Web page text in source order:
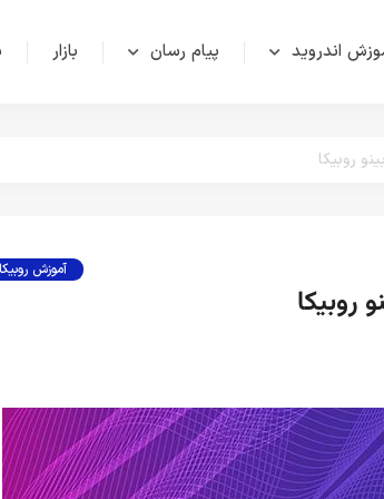
اندروید پیام رسان بازار
روبیکا
روبیکا
آموزش روبیکا